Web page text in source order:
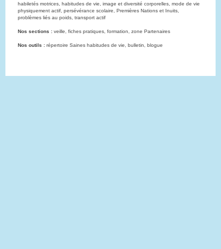
habiletés motrices, habitudes de vie, image et diversité corporelles, mode de vie
physiquement actif, persévérance scolaire, Premières Nations et Inuits,
problèmes liés au poids, transport actif
Nos sections : veille, fiches pratiques, formation, zone Partenaires
Nos outils : répertoire Saines habitudes de vie, bulletin, blogue